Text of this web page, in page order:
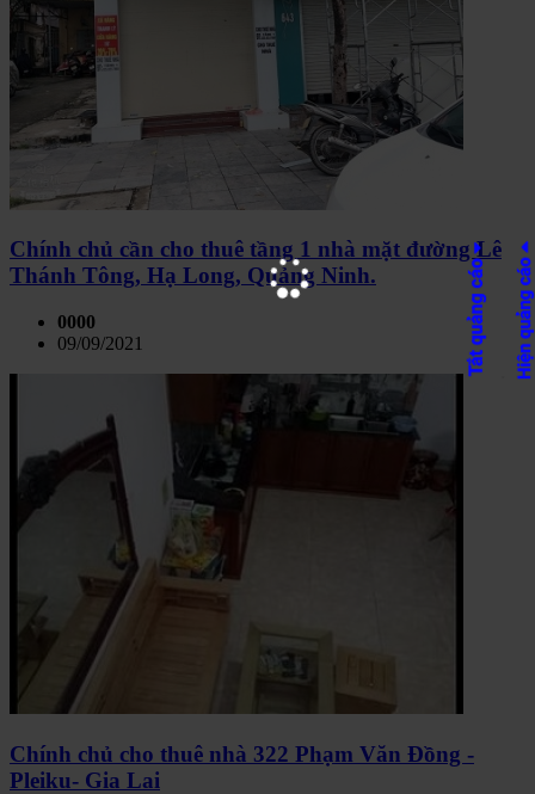
Chính chủ cần cho thuê tầng 1 nhà mặt đường Lê
Thánh Tông, Hạ Long, Quảng Ninh.
0000
09/09/2021
Chính chủ cho thuê nhà 322 Phạm Văn Đồng -
Pleiku- Gia Lai